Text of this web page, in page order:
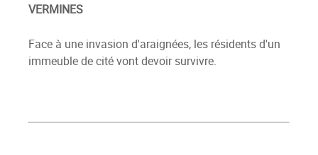
VERMINES
Face à une invasion d'araignées, les résidents d'un
immeuble de cité vont devoir survivre.